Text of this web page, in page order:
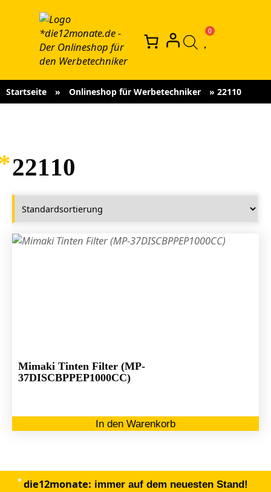
Startseite » Onlineshop für Werbetechniker » 22110
22110
Mimaki Tinten Filter (MP-
37DISCBPPEP1000CC)
In den Warenkorb
die12monate: immer auf dem neuesten Stand!